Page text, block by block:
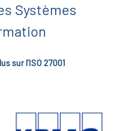
Systèmes
sur l'ISO 27001